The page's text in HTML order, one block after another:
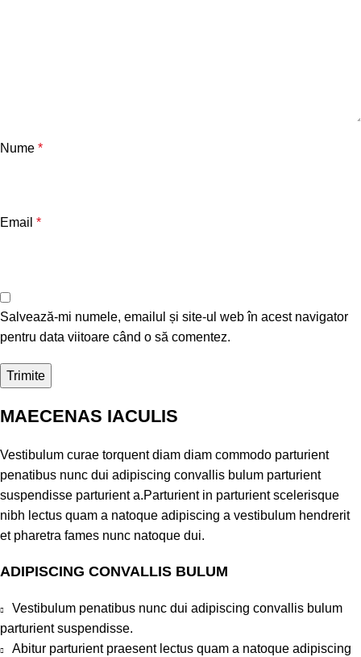
Nume *
Email *
Salvează-mi numele, emailul și site-ul web în acest navigator
pentru data viitoare când o să comentez.
MAECENAS IACULIS
Vestibulum curae torquent diam diam commodo parturient
penatibus nunc dui adipiscing convallis bulum parturient
suspendisse parturient a.Parturient in parturient scelerisque
nibh lectus quam a natoque adipiscing a vestibulum hendrerit
et pharetra fames nunc natoque dui.
ADIPISCING CONVALLIS BULUM
Vestibulum penatibus nunc dui adipiscing convallis bulum
parturient suspendisse.
Abitur parturient praesent lectus quam a natoque adipiscing